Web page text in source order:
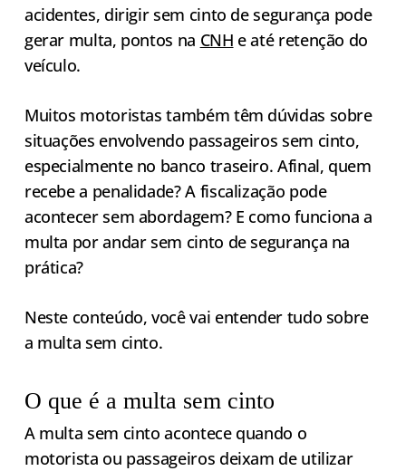
acidentes, dirigir sem cinto de segurança pode
gerar multa, pontos na CNH e até retenção do
veículo.
Muitos motoristas também têm dúvidas sobre
situações envolvendo passageiros sem cinto,
especialmente no banco traseiro. Afinal, quem
recebe a penalidade? A fiscalização pode
acontecer sem abordagem? E como funciona a
multa por andar sem cinto de segurança na
prática?
Neste conteúdo, você vai entender tudo sobre
a multa sem cinto.
O que é a multa sem cinto
A multa sem cinto acontece quando o
motorista ou passageiros deixam de utilizar